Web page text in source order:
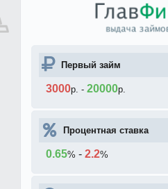
Первый займ
3000р. - 20000р.
Процентная ставка
0.65% - 2.2%